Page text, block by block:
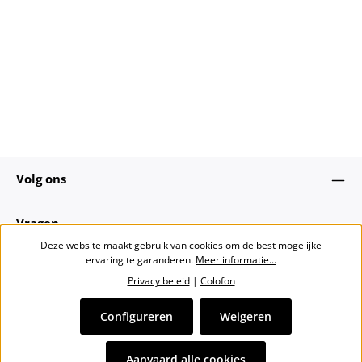
Volg ons
Vragen
Alle prijzen incl. btw plusverzendkosten
Deze website maakt gebruik van cookies om de best mogelijke
ervaring te garanderen. Meer informatie...
Privacy beleid| Colofon
Weigeren
Configureren